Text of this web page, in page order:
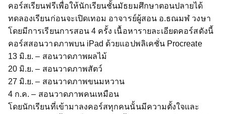
คอร์สเรียนฟรีเพื่อให้นักเรียนชั้นมัธยมศึกษาตอนปลายได้
ทดลองเรียนก่อนจะเปิดเทอม อาจารย์ผู้สอน อ.ธณมฬ วงษา
โดยมีการเรียนการสอน 4 ครั้ง เนื้อหารายละเอียดคอร์สดังนี้
คอร์สสอนวาดภาพบน iPad ด้วยแอปพลิเคชั่น Procreate
13 มิ.ย. – สอนวาดภาพผลไม้
20 มิ.ย. – สอนวาดภาพสัตว์
27 มิ.ย. – สอนวาดภาพขนมหวาน
4 ก.ค. – สอนวาดภาพคนเหมือน
โดยนักเรียนที่เข้ามาลงคอร์สทุกคนนั้นมีความตั้งใจและ